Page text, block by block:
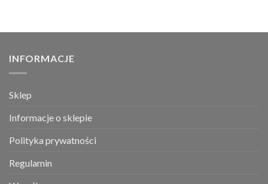
INFORMACJE
Sklep
Informacje o sklepie
Polityka prywatności
Regulamin